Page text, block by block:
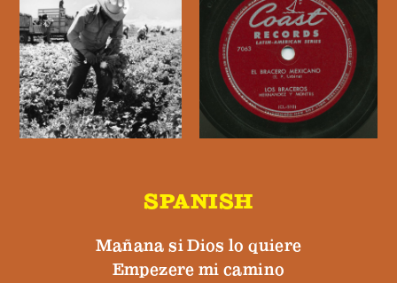
SPANISH
Mañana si Dios lo quiere
Empezere mi camino